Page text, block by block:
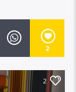
2
2